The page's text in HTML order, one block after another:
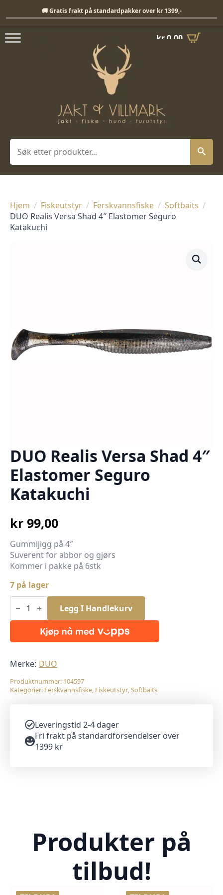
kr0,00
Søk
Hjem Fiskeutstyr Ferskvannsfiske
Softbaits
DUO Realis Versa Shad 4″ Elastomer Seguro
Katakuchi
DUO Realis Versa Shad 4″
Elastomer Seguro
Katakuchi
kr 99,00
Gummijigg på 4″
Suverent for abbor og gjørs
Kommer i pakke på 6stk
7 på lager
DUO
Realis
Shad
Elastomer
antall
Legg I Handlekurv
Merke: DUO
Produktnummer: 104597
Kategorier: Ferskvannsfiske, Fiskeutstyr,Softbaits
Leveringstid 2-4 dager
Fri frakt på standardforsendelser over
1399 kr
Produkter på
tilbud!
🚚 Gratis frakt på standardpakker over kr 1399,-